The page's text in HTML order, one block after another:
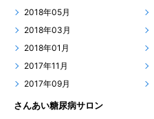
2018年05月
2018年03月
2018年01月
2017年11月
2017年09月
さんあい糖尿病サロン